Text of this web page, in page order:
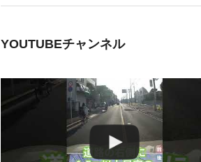
YOUTUBEチャンネル